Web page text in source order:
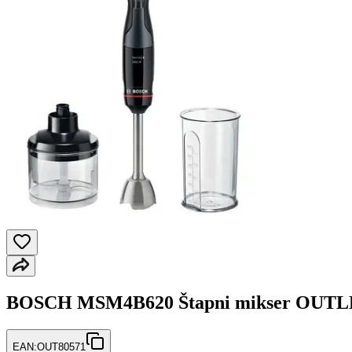
BOSCH MSM4B620 Štapni mikser
EAN:OUT80571